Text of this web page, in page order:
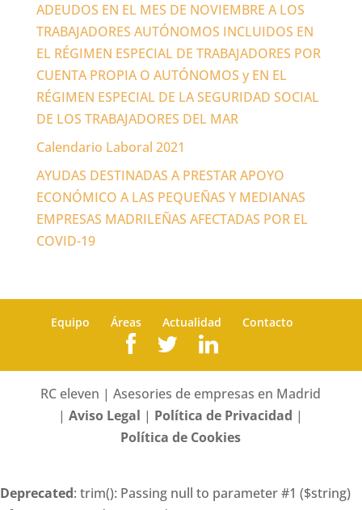
ADEUDOS EN EL MES DE NOVIEMBRE A LOS
TRABAJADORES AUTÓNOMOS INCLUIDOS EN
EL RÉGIMEN ESPECIAL DE TRABAJADORES POR
CUENTA PROPIA O AUTÓNOMOS y EN EL
RÉGIMEN ESPECIAL DE LA SEGURIDAD SOCIAL
DE LOS TRABAJADORES DEL MAR
Calendario Laboral 2021
AYUDAS DESTINADAS A PRESTAR APOYO
ECONÓMICO A LAS PEQUEÑAS Y MEDIANAS
EMPRESAS MADRILEÑAS AFECTADAS POR EL
COVID-19
Equipo Áreas Actualidad Contacto
RC eleven | Asesories de empresas en Madrid
|Aviso Legal | Política de Privacidad |
Política de Cookies
Deprecated: trim(): Passing null to parameter #1 ($string)